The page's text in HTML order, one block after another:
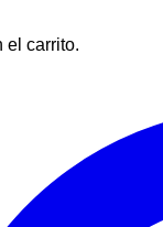
el carrito.